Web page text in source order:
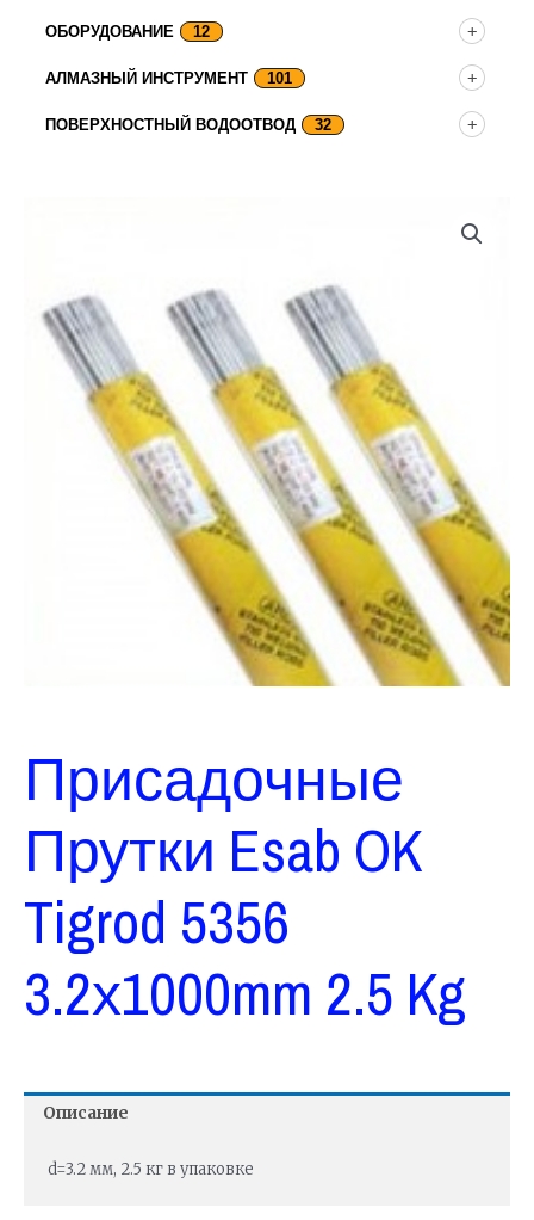
ОБОРУДОВАНИЕ 12
АЛМАЗНЫЙ ИНСТРУМЕНТ 101
ПОВЕРХНОСТНЫЙ ВОДООТВОД 32
Присадочные
Прутки Esab OK
Tigrod 5356
3.2х1000mm 2.5 Kg
Описание
d=3.2 мм, 2.5 кг в упаковке